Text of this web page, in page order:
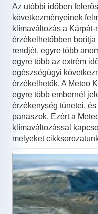
Az utóbbi időben
következményeinek
klímaváltozás a
érzékelhetőbben
rendjét, egyre több
egyre több az extrém
egészségügyi
érzékelhetők. A Meteo
egyre több embernél
érzékenység tünetei,
panaszok. Ezért a
klímaváltozással
melyeket